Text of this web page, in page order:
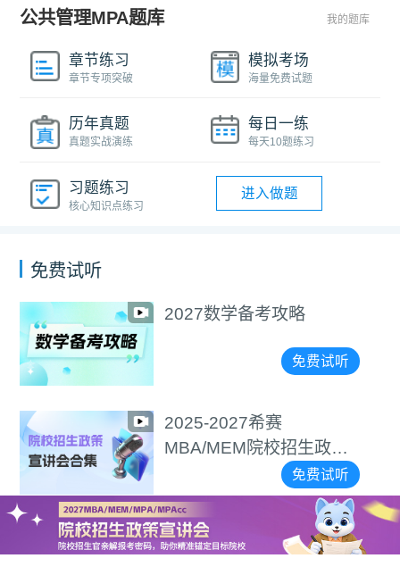
公共管理MPA题库 我的题库
章节练习
章节专项突破
模拟考场
海量免费试题
历年真题
真题实战演练
每日一练
每天10题练习
习题练习
核心知识点练习
进入做题
免费试听
2027数学备考攻略
免费试听
2025-2027希赛
MBA/MEM院校招生政策
免费试听